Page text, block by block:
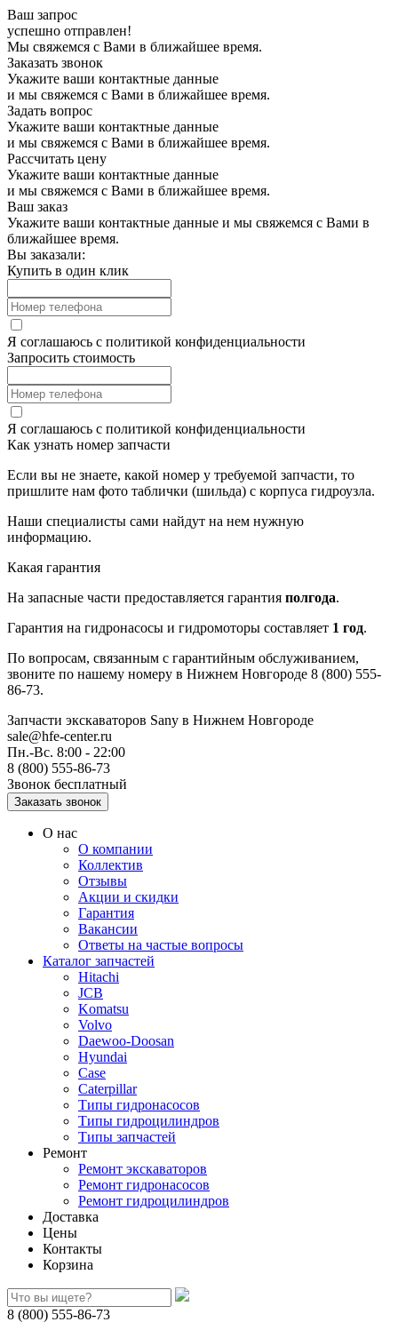
Ваш запрос
успешно отправлен!
Мы свяжемся с Вами в ближайшее время.
Заказать звонок
Укажите ваши контактные данные
и мы свяжемся с Вами в ближайшее время.
Задать вопрос
Укажите ваши контактные данные
и мы свяжемся с Вами в ближайшее время.
Рассчитать цену
Укажите ваши контактные данные
и мы свяжемся с Вами в ближайшее время.
Ваш заказ
Укажите ваши контактные данные и мы свяжемся с Вами в
ближайшее время.
Вы заказали:
Купить в один клик
Я соглашаюсь с политикой конфиденциальности
Запросить стоимость
Я соглашаюсь с политикой конфиденциальности
Как узнать номер запчасти
Если вы не знаете, какой номер у требуемой запчасти, то
пришлите нам фото таблички (шильда) с корпуса гидроузла.
Наши специалисты сами найдут на нем нужную
информацию.
Какая гарантия
На запасные части предоставляется гарантия полгода.
Гарантия на гидронасосы и гидромоторы составляет 1 год.
По вопросам, связанным с гарантийным обслуживанием,
звоните по нашему номеру в Нижнем Новгороде 8 (800) 555-
86-73.
Запчасти экскаваторов Sany в Нижнем Новгороде
sale@hfe-center.ru
Пн.-Вс. 8:00 - 22:00
8 (800) 555-86-73
Звонок бесплатный
О нас
О компании
Коллектив
Отзывы
Акции и скидки
Гарантия
Вакансии
Ответы на частые вопросы
Каталог запчастей
Hitachi
JCB
Komatsu
Volvo
Daewoo-Doosan
Hyundai
Case
Caterpillar
Типы гидронасосов
Типы гидроцилиндров
Типы запчастей
Ремонт
Ремонт экскаваторов
Ремонт гидронасосов
Ремонт гидроцилиндров
Доставка
Цены
Контакты
Корзина
8 (800) 555-86-73